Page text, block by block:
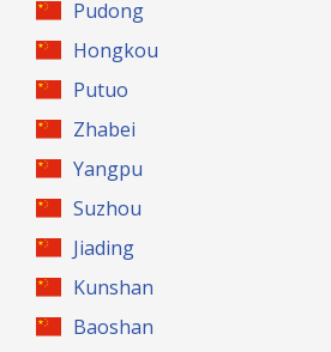
Pudong
Hongkou
Putuo
Zhabei
Yangpu
Suzhou
Jiading
Kunshan
Baoshan